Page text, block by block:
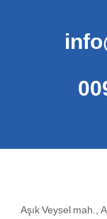
Aşık Veysel mah.,